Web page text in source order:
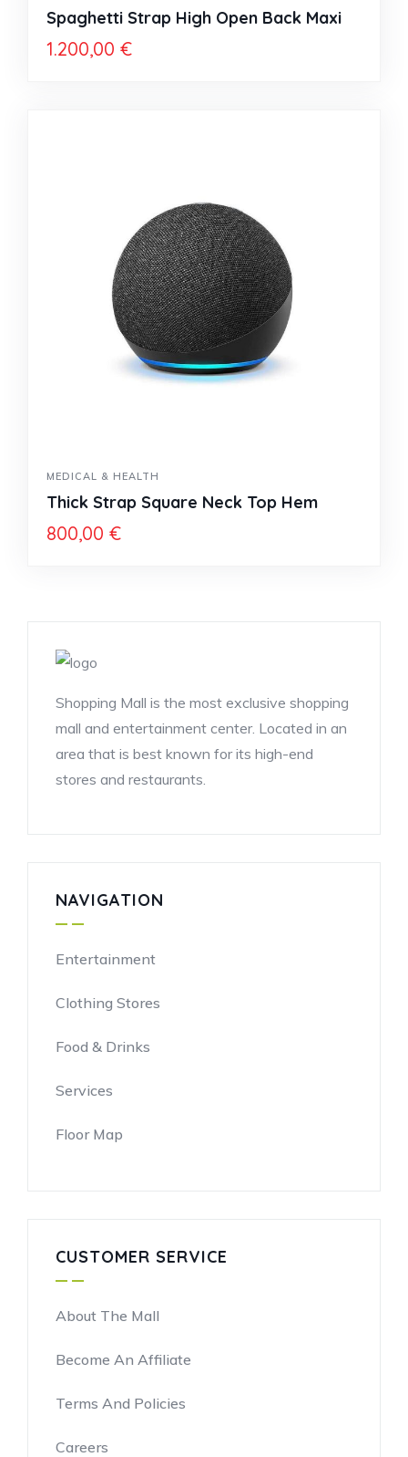
Spaghetti Strap High Open Back Maxi
1.200,00 €
MEDICAL & HEALTH
Thick Strap Square Neck Top Hem
800,00 €
Shopping Mall is the most exclusive shopping
mall and entertainment center. Located in an
area that is best known for its high-end
stores and restaurants.
NAVIGATION
Entertainment
Clothing Stores
Food & Drinks
Services
Floor Map
CUSTOMER SERVICE
About The Mall
Become An Affiliate
Terms And Policies
Careers